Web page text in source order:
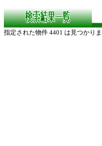
指定された物件 4401 は見つかりま